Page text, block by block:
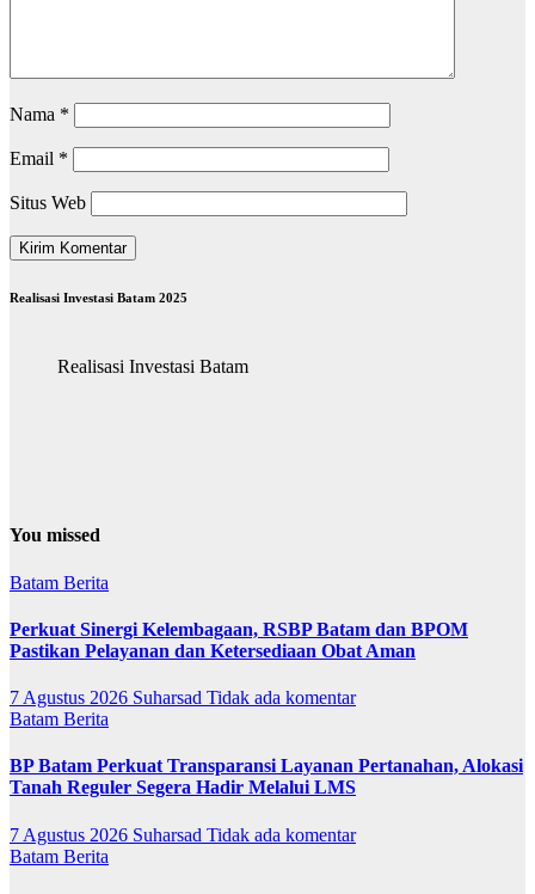
Nama *
Email *
Situs Web
Realisasi Investasi Batam 2025
Realisasi Investasi Batam
You missed
Batam Berita
Perkuat Sinergi Kelembagaan, RSBP Batam dan BPOM
Pastikan Pelayanan dan Ketersediaan Obat Aman
7 Agustus 2026 Suharsad Tidak ada komentar
Batam Berita
BP Batam Perkuat Transparansi Layanan Pertanahan, Alokasi
Tanah Reguler Segera Hadir Melalui LMS
7 Agustus 2026 Suharsad Tidak ada komentar
Batam Berita